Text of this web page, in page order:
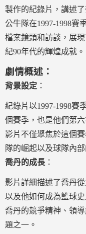
製作的紀錄片，講述了
公牛隊在1997-1998賽
檔案鏡頭和訪談，展
紀90年代的輝煌成就。
劇情概述：
背景設定 ：
紀錄片以1997-1998賽
個賽季，也是他們第
影片不僅聚焦於這個
隊的崛起以及球隊內
喬丹的成長 ：
影片詳細描述了喬丹
以及他如何成為籃球
喬丹的競爭精神、領
題之一。